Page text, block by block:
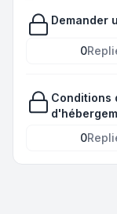
Demander
0
Conditions
0